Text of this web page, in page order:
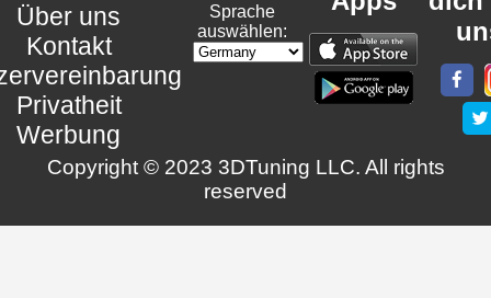
Über uns
Kontakt
Privatheit
Werbung
Sprache
auswählen:
Copyright © 2023 3DTuning LLC. All rights
reserved